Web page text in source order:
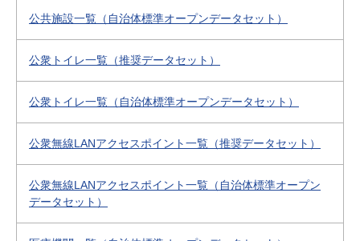
公共施設一覧（自治体標準オープンデータセット）
公衆トイレ一覧（推奨データセット）
公衆トイレ一覧（自治体標準オープンデータセット）
公衆無線LANアクセスポイント一覧（推奨データセット）
公衆無線LANアクセスポイント一覧（自治体標準オープン
データセット）